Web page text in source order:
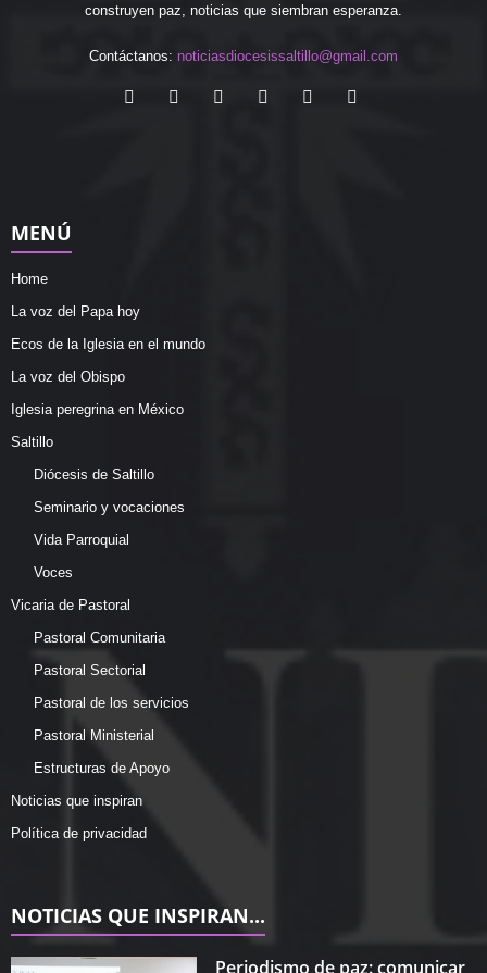
construyen paz, noticias que siembran esperanza.
Contáctanos: noticiasdiocesissaltillo@gmail.com
MENÚ
Home
La voz del Papa hoy
Ecos de la Iglesia en el mundo
La voz del Obispo
Iglesia peregrina en México
Saltillo
Diócesis de Saltillo
Seminario y vocaciones
Vida Parroquial
Voces
Vicaria de Pastoral
Pastoral Comunitaria
Pastoral Sectorial
Pastoral de los servicios
Pastoral Ministerial
Estructuras de Apoyo
Noticias que inspiran
Política de privacidad
NOTICIAS QUE INSPIRAN...
Periodismo de paz: comunicar